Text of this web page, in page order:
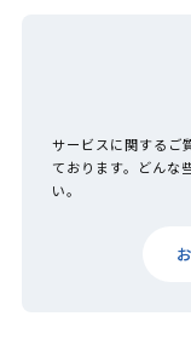
サービスに関するご
ております。どんな
い。